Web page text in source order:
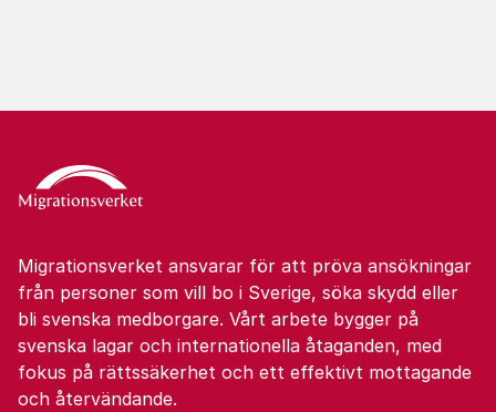
Migrationsverket ansvarar för att pröva ansökningar
från personer som vill bo i Sverige, söka skydd eller
bli svenska medborgare. Vårt arbete bygger på
svenska lagar och internationella åtaganden, med
fokus på rättssäkerhet och ett effektivt mottagande
och återvändande.